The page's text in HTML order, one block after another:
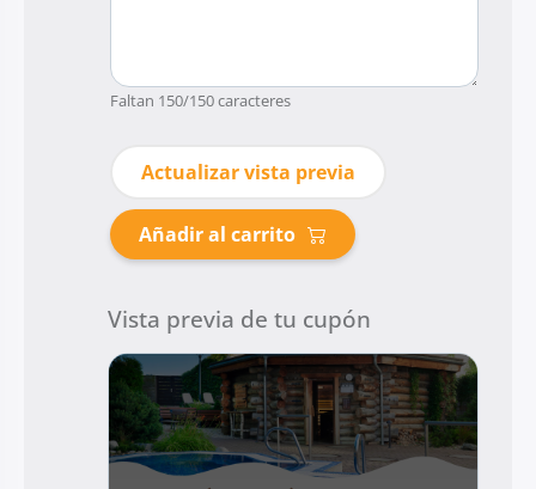
Faltan 150/150 caracteres
Actualizar vista previa
Añadir al carrito
Vista previa de tu cupón